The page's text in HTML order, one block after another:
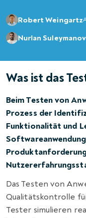
Robert Weingartz
Nurlan Suleymanov
Was ist das
Beim Testen von
Prozess der
Funktionalität und
Das Testen von
Qualitätskontrolle
Tester simulieren